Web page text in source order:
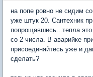
на попе ровно не сидим
уже штук 20. Сантехник
попрощавшись...тепла
со 2 числа. В аварийке
присоединяйтесь уже и
сделать?